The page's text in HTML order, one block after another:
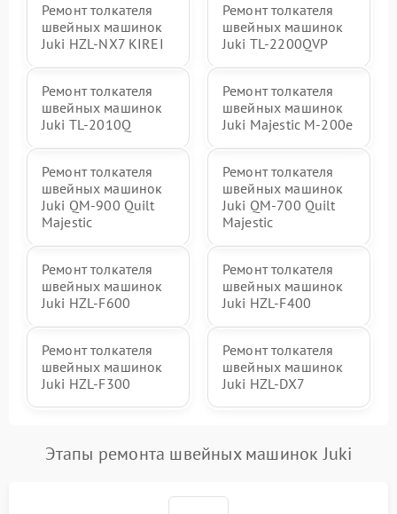
Ремонт толкателя
швейных машинок
Juki HZL-NX7 KIREI
Ремонт толкателя
швейных машинок
Juki TL-2200QVP
Ремонт толкателя
швейных машинок
Juki TL-2010Q
Ремонт толкателя
швейных машинок
Juki Majestic M-200e
Ремонт толкателя
швейных машинок
Juki QM-900 Quilt
Majestic
Ремонт толкателя
швейных машинок
Juki QM-700 Quilt
Majestic
Ремонт толкателя
швейных машинок
Juki HZL-F600
Ремонт толкателя
швейных машинок
Juki HZL-F400
Ремонт толкателя
швейных машинок
Juki HZL-F300
Ремонт толкателя
швейных машинок
Juki HZL-DX7
Этапы ремонта швейных машинок Juki